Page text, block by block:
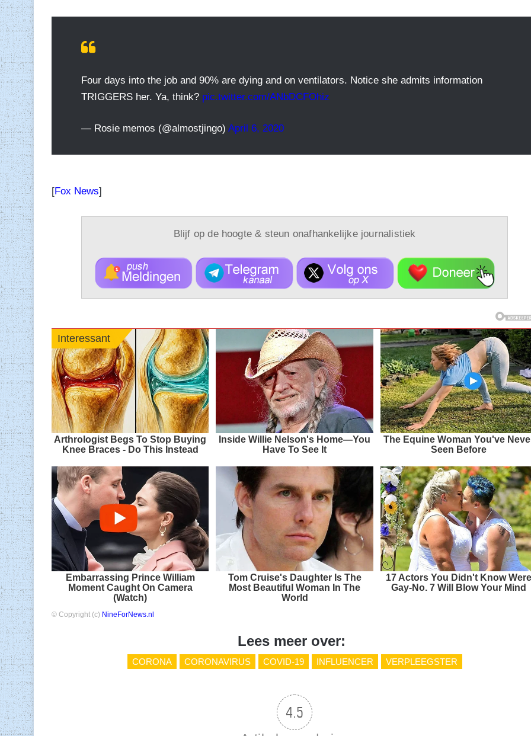
Four days into the job and 90% are dying and on ventilators. Notice she admits information
TRIGGERS her. Ya, think? pic.twitter.com/ANbDCFOhiz
— Rosie memos (@almostjingo) April 6, 2020
[Fox News]
Blijf op de hoogte & steun onafhankelijke journalistiek
Interessant
Arthrologist Begs To Stop Buying
Knee Braces - Do This Instead
Inside Willie Nelson's Home—You
Have To See It
The Equine Woman You've
Seen Before
Embarrassing Prince William
Moment Caught On Camera
(Watch)
Tom Cruise's Daughter Is The
Most Beautiful Woman In The
World
17 Actors You Didn't Know
Gay-No. 7 Will Blow Your Mind
© Copyright (c) NineForNews.nl
Lees meer over:
CORONA CORONAVIRUS COVID-19 INFLUENCER VERPLEEGSTER
4.5